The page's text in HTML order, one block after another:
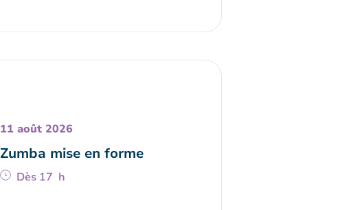
11 août 2026
Zumba mise en forme
Dès 17 h